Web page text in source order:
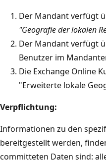
Der Mandant verfügt
"Geografie der lokalen
Der Mandant verfügt
Benutzer im
Die Exchange Online
"Erweiterte lokale
Verpflichtung:
Informationen zu den
bereitgestellt werden,
committeten Daten sind: